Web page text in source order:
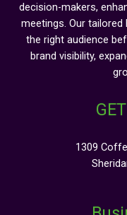
decision-makers,
meetings. Our
the right audience
brand visibility,
1309